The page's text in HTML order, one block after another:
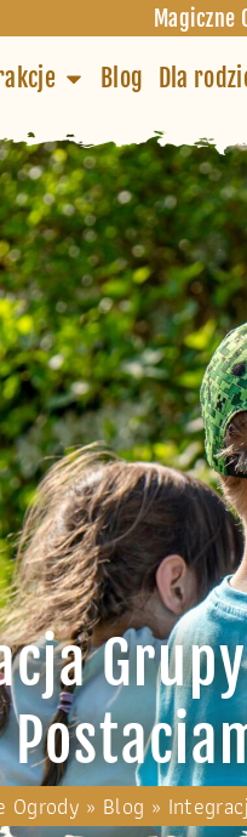
Magiczne
Blog Dla
Ogrody » Blog »